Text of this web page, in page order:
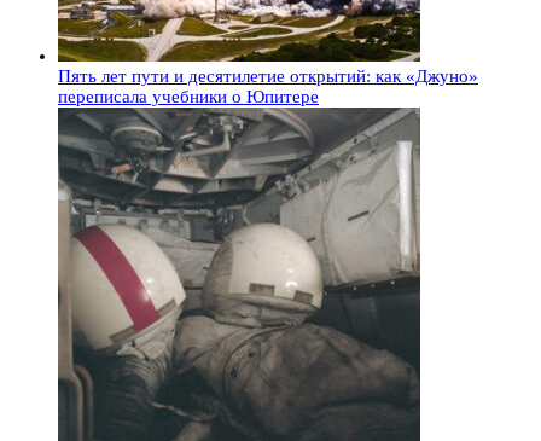
Пять лет пути и десятилетие открытий: как «Джуно»
переписала учебники о Юпитере